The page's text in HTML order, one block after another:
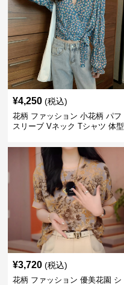
¥4,250 (税込)
花柄 ファッション 小花柄 パフ
スリーブ Vネック Tシャツ 体型
¥3,720 (税込)
花柄 ファッション 優美花園 シ